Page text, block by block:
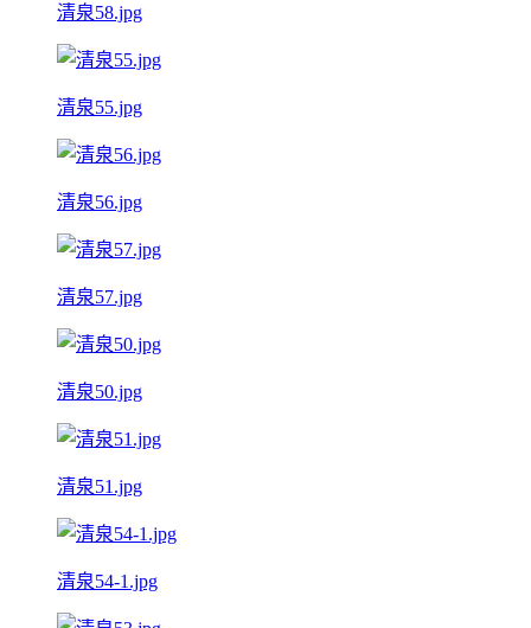
清泉58.jpg
清泉55.jpg
清泉56.jpg
清泉57.jpg
清泉50.jpg
清泉51.jpg
清泉54-1.jpg